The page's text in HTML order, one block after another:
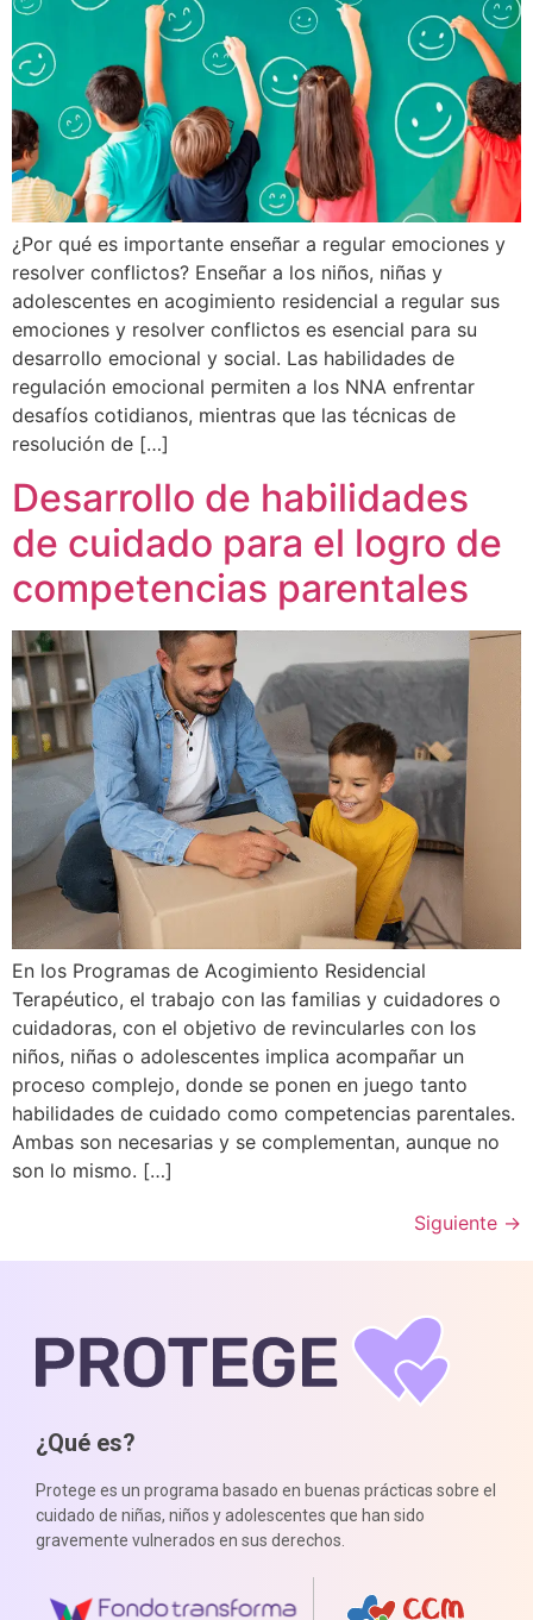
¿Por qué es importante enseñar a regular emociones y
resolver conflictos? Enseñar a los niños, niñas y
adolescentes en acogimiento residencial a regular sus
emociones y resolver conflictos es esencial para su
desarrollo emocional y social. Las habilidades de
regulación emocional permiten a los NNA enfrentar
desafíos cotidianos, mientras que las técnicas de
resolución de […]
Desarrollo de habilidades
de cuidado para el logro de
competencias parentales
En los Programas de Acogimiento Residencial
Terapéutico, el trabajo con las familias y cuidadores o
cuidadoras, con el objetivo de revincularles con los
niños, niñas o adolescentes implica acompañar un
proceso complejo, donde se ponen en juego tanto
habilidades de cuidado como competencias parentales.
Ambas son necesarias y se complementan, aunque no
son lo mismo. […]
Siguiente →
¿Qué es?
Protege es un programa basado en buenas prácticas sobre el
cuidado de niñas, niños y adolescentes que han sido
gravemente vulnerados en sus derechos.